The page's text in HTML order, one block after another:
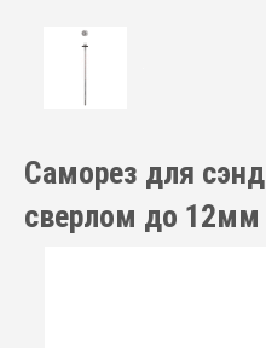
Саморез для
сверлом до 12мм